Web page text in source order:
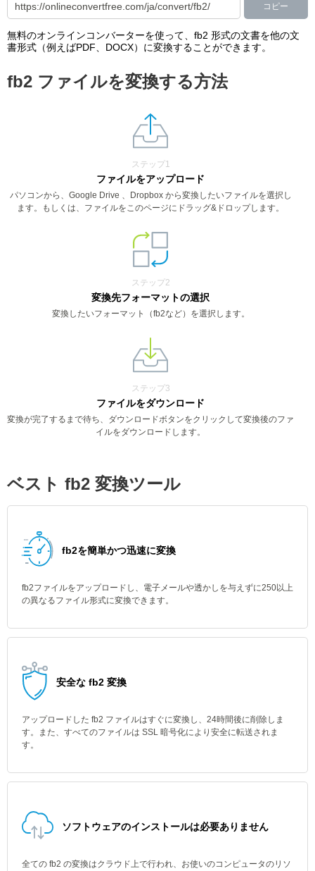
コピー
無料のオンラインコンバーターを使って、fb2 形式の文書を他の文
書形式（例えばPDF、DOCX）に変換することができます。
fb2 ファイルを変換する方法
ステップ1
ファイルをアップロード
パソコンから、Google Drive 、Dropbox から変換したいファイルを選択し
ます。もしくは、ファイルをこのページにドラッグ&ドロップします。
ステップ2
変換先フォーマットの選択
変換したいフォーマット（fb2など）を選択します。
ステップ3
ファイルをダウンロード
変換が完了するまで待ち、ダウンロードボタンをクリックして変換後のファ
イルをダウンロードします。
ベスト fb2 変換ツール
fb2を簡単かつ迅速に変換
fb2ファイルをアップロードし、電子メールや透かしを与えずに250以上
の異なるファイル形式に変換できます。
安全な fb2 変換
アップロードした fb2 ファイルはすぐに変換し、24時間後に削除しま
す。また、すべてのファイルは SSL 暗号化により安全に転送されま
す。
ソフトウェアのインストールは必要ありません
全ての fb2 の変換はクラウド上で行われ、お使いのコンピュータのリソ